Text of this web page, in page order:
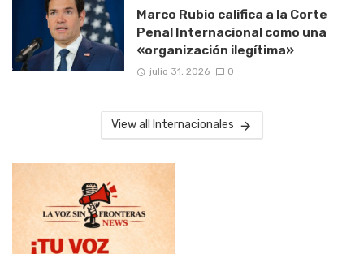
Marco Rubio califica a la Corte
Penal Internacional como una
«organización ilegítima»
julio 31, 2026 0
View all Internacionales